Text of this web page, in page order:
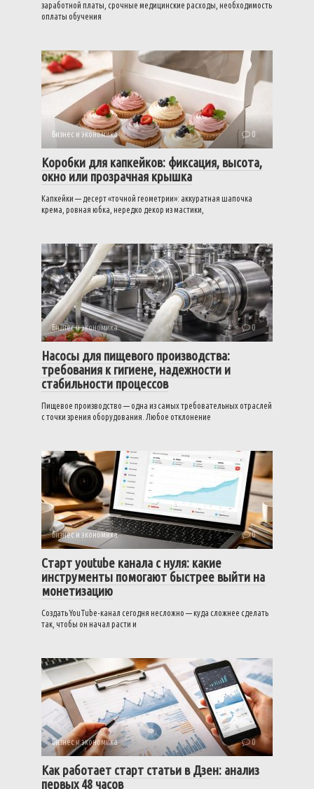
заработной платы, срочные медицинские расходы, необходимость
оплаты обучения
Бизнес и экономика 0
Коробки для капкейков: фиксация, высота,
окно или прозрачная крышка
Капкейки — десерт «точной геометрии»: аккуратная шапочка
крема, ровная юбка, нередко декор из мастики,
Бизнес и экономика 0
Насосы для пищевого производства:
требования к гигиене, надежности и
стабильности процессов
Пищевое производство — одна из самых требовательных отраслей
с точки зрения оборудования. Любое отклонение
Бизнес и экономика 0
Старт youtube канала с нуля: какие
инструменты помогают быстрее выйти на
монетизацию
Создать YouTube-канал сегодня несложно — куда сложнее сделать
так, чтобы он начал расти и
Бизнес и экономика 0
Как работает старт статьи в Дзен: анализ
первых 48 часов